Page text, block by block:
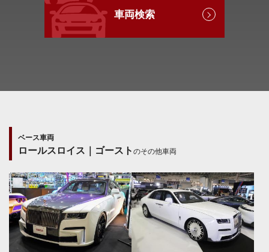
車両検索
ベース車両
ロールスロイス｜ゴースト のその他車両